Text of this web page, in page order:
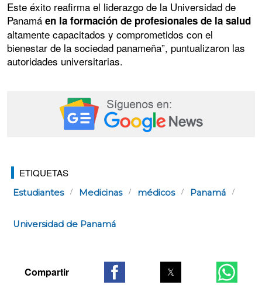
Este éxito reafirma el liderazgo de la Universidad de
Panamá en la formación de profesionales de la salud
altamente capacitados y comprometidos con el
bienestar de la sociedad panameña”, puntualizaron las
autoridades universitarias.
ETIQUETAS
Estudiantes Medicinas médicos Panamá
Universidad de Panamá